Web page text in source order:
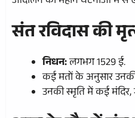
संत रविदास की
निधन:लगभग 1529 ई.
कई मतों के अनुसार
उनकी स्मृति में कई